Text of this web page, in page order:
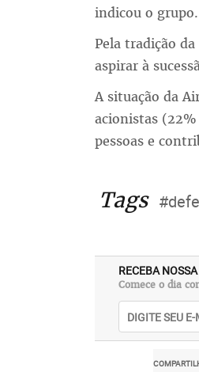
indicou o grupo.
Pela tradição
aspirar à
A situação da
acionistas
pessoas e
Tags
RECEBA
Comece o dia